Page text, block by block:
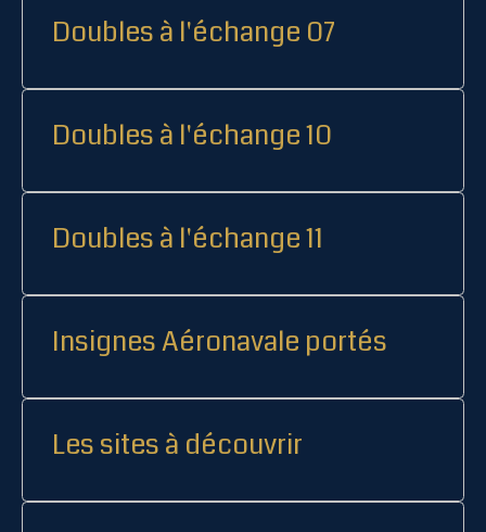
Doubles à l'échange 07
Doubles à l'échange 10
Doubles à l'échange 11
Insignes Aéronavale portés
Les sites à découvrir